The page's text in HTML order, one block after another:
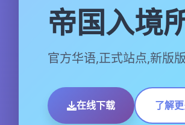
帝国入境
官方华语,正式站点,新版
在线下载 了解